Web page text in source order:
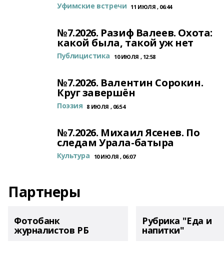
Уфимские встречи 11 ИЮЛЯ , 06:44
№7.2026. Разиф Валеев. Охота:
какой была, такой уж нет
Публицистика 10 ИЮЛЯ , 12:58
№7.2026. Валентин Сорокин.
Круг завершён
Поэзия 8 ИЮЛЯ , 06:54
№7.2026. Михаил Ясенев. По
следам Урала-батыра
Культура 10 ИЮЛЯ , 06:07
Партнеры
Фотобанк
журналистов РБ
Рубрика "Еда и
напитки"